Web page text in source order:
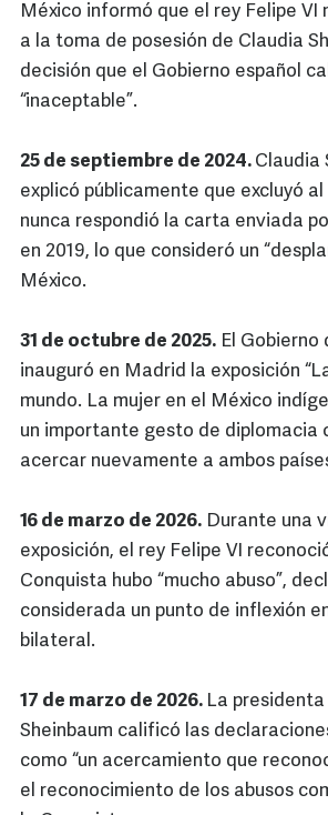
México informó que el rey Felipe VI
a la toma de posesión de Claudia
decisión que el Gobierno español
“inaceptable”.
25 de septiembre de 2024. Claudia
explicó públicamente que excluyó
nunca respondió la carta enviada
en 2019, lo que consideró un
México.
31 de octubre de 2025. El Gobierno
inauguró en Madrid la exposición
mundo. La mujer en el México
un importante gesto de diplomacia
acercar nuevamente a ambos
16 de marzo de 2026. Durante una
exposición, el rey Felipe VI
Conquista hubo “mucho abuso”,
considerada un punto de inflexión
bilateral.
17 de marzo de 2026. La
Sheinbaum calificó las
como “un acercamiento que
el reconocimiento de los abusos